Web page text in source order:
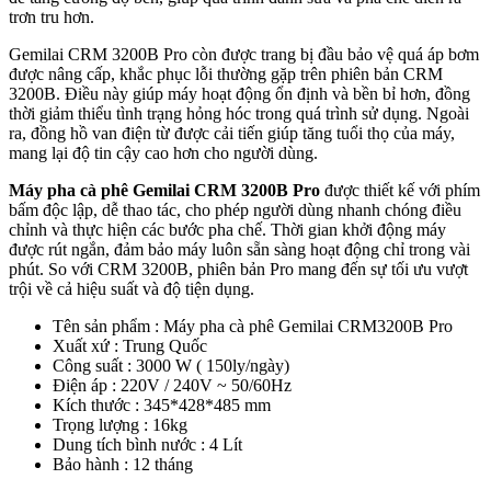
trơn tru hơn.
Gemilai CRM 3200B Pro còn được trang bị đầu bảo vệ quá áp bơm
được nâng cấp, khắc phục lỗi thường gặp trên phiên bản CRM
3200B. Điều này giúp máy hoạt động ổn định và bền bỉ hơn, đồng
thời giảm thiểu tình trạng hỏng hóc trong quá trình sử dụng. Ngoài
ra, đồng hồ van điện từ được cải tiến giúp tăng tuổi thọ của máy,
mang lại độ tin cậy cao hơn cho người dùng.
Máy pha cà phê Gemilai CRM 3200B Pro được thiết kế với phím
bấm độc lập, dễ thao tác, cho phép người dùng nhanh chóng điều
chỉnh và thực hiện các bước pha chế. Thời gian khởi động máy
được rút ngắn, đảm bảo máy luôn sẵn sàng hoạt động chỉ trong vài
phút. So với CRM 3200B, phiên bản Pro mang đến sự tối ưu vượt
trội về cả hiệu suất và độ tiện dụng.
Tên sản phẩm : Máy pha cà phê Gemilai CRM3200B Pro
Xuất xứ : Trung Quốc
Công suất : 3000 W ( 150ly/ngày)
Điện áp : 220V / 240V ~ 50/60Hz
Kích thước : 345*428*485 mm
Trọng lượng : 16kg
Dung tích bình nước : 4 Lít
Bảo hành : 12 tháng